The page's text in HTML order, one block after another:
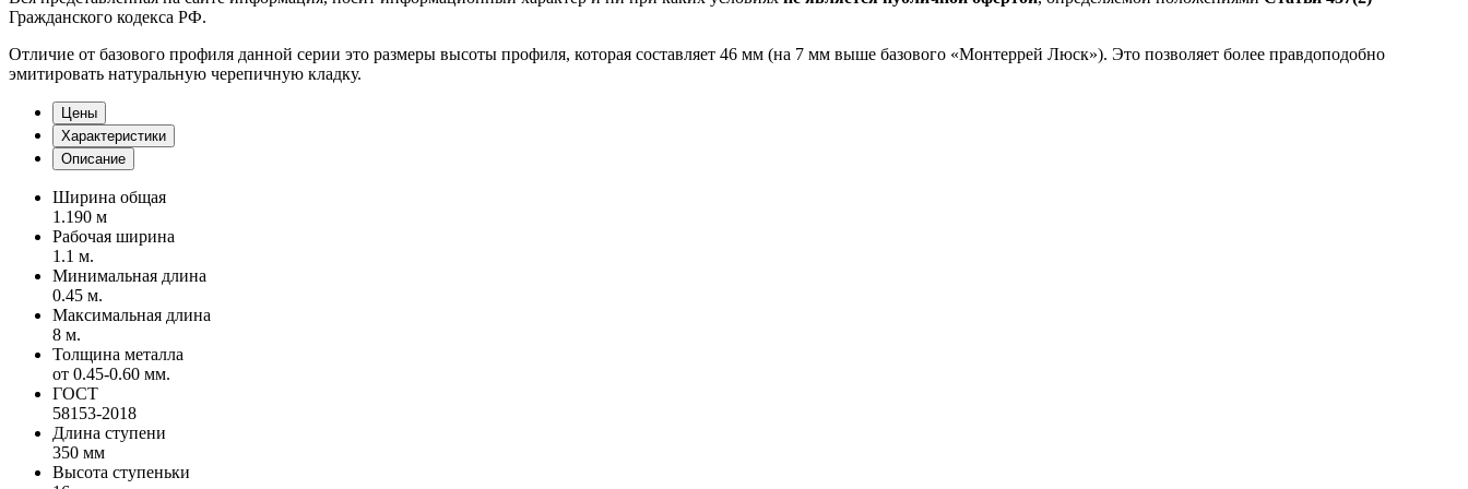
Гражданского кодекса РФ.
Отличие от базового профиля данной серии это размеры высоты профиля, которая составляет 46 мм (на 7 мм выше базового «Монтеррей Люск»). Это позволяет более правдоподобно
эмитировать натуральную черепичную кладку.
Цены
Характеристики
Описание
Ширина общая
1.190 м
Рабочая ширина
1.1 м.
Минимальная длина
0.45 м.
Максимальная длина
8 м.
Толщина металла
от 0.45-0.60 мм.
ГОСТ
58153-2018
Длина ступени
350 мм
Высота ступеньки